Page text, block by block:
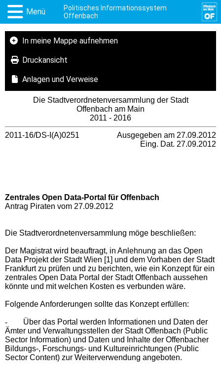
Menü
Politisches Informationssystem
Offenbach
In meine Mappe aufnehmen
Druckansicht
Anlagen und Verweise
Die Stadtverordnetenversammlung der Stadt
Offenbach am Main
2011 - 2016
2011-16/DS-I(A)0251
Ausgegeben am 27.09.2012
Eing. Dat. 27.09.2012
Zentrales Open Data-Portal für Offenbach
Antrag Piraten vom 27.09.2012
Die Stadtverordnetenversammlung möge beschließen:
Der Magistrat wird beauftragt, in Anlehnung an das Open
Data Projekt der Stadt Wien [1] und dem Vorhaben der Stadt
Frankfurt zu prüfen und zu berichten, wie ein Konzept für ein
zentrales Open Data Portal der Stadt Offenbach aussehen
könnte und mit welchen Kosten es verbunden wäre.
Folgende Anforderungen sollte das Konzept erfüllen:
-
Über das Portal werden Informationen und Daten der
Ämter und Verwaltungsstellen der Stadt Offenbach (Public
Sector Information) und Daten und Inhalte der Offenbacher
Bildungs-, Forschungs- und Kultureinrichtungen (Public
Sector Content) zur Weiterverwendung angeboten.